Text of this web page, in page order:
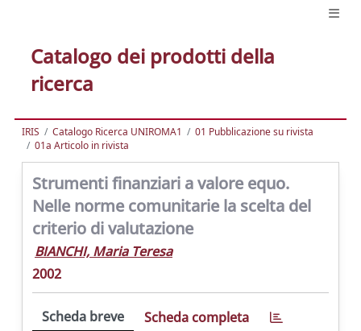
Catalogo dei prodotti della
ricerca
IRIS Catalogo Ricerca UNIROMA1
01 Pubblicazione su rivista
01a Articolo in rivista
Strumenti finanziari a valore equo.
Nelle norme comunitarie la scelta del
criterio di valutazione
BIANCHI, Maria Teresa
2002
Scheda breve Scheda completa